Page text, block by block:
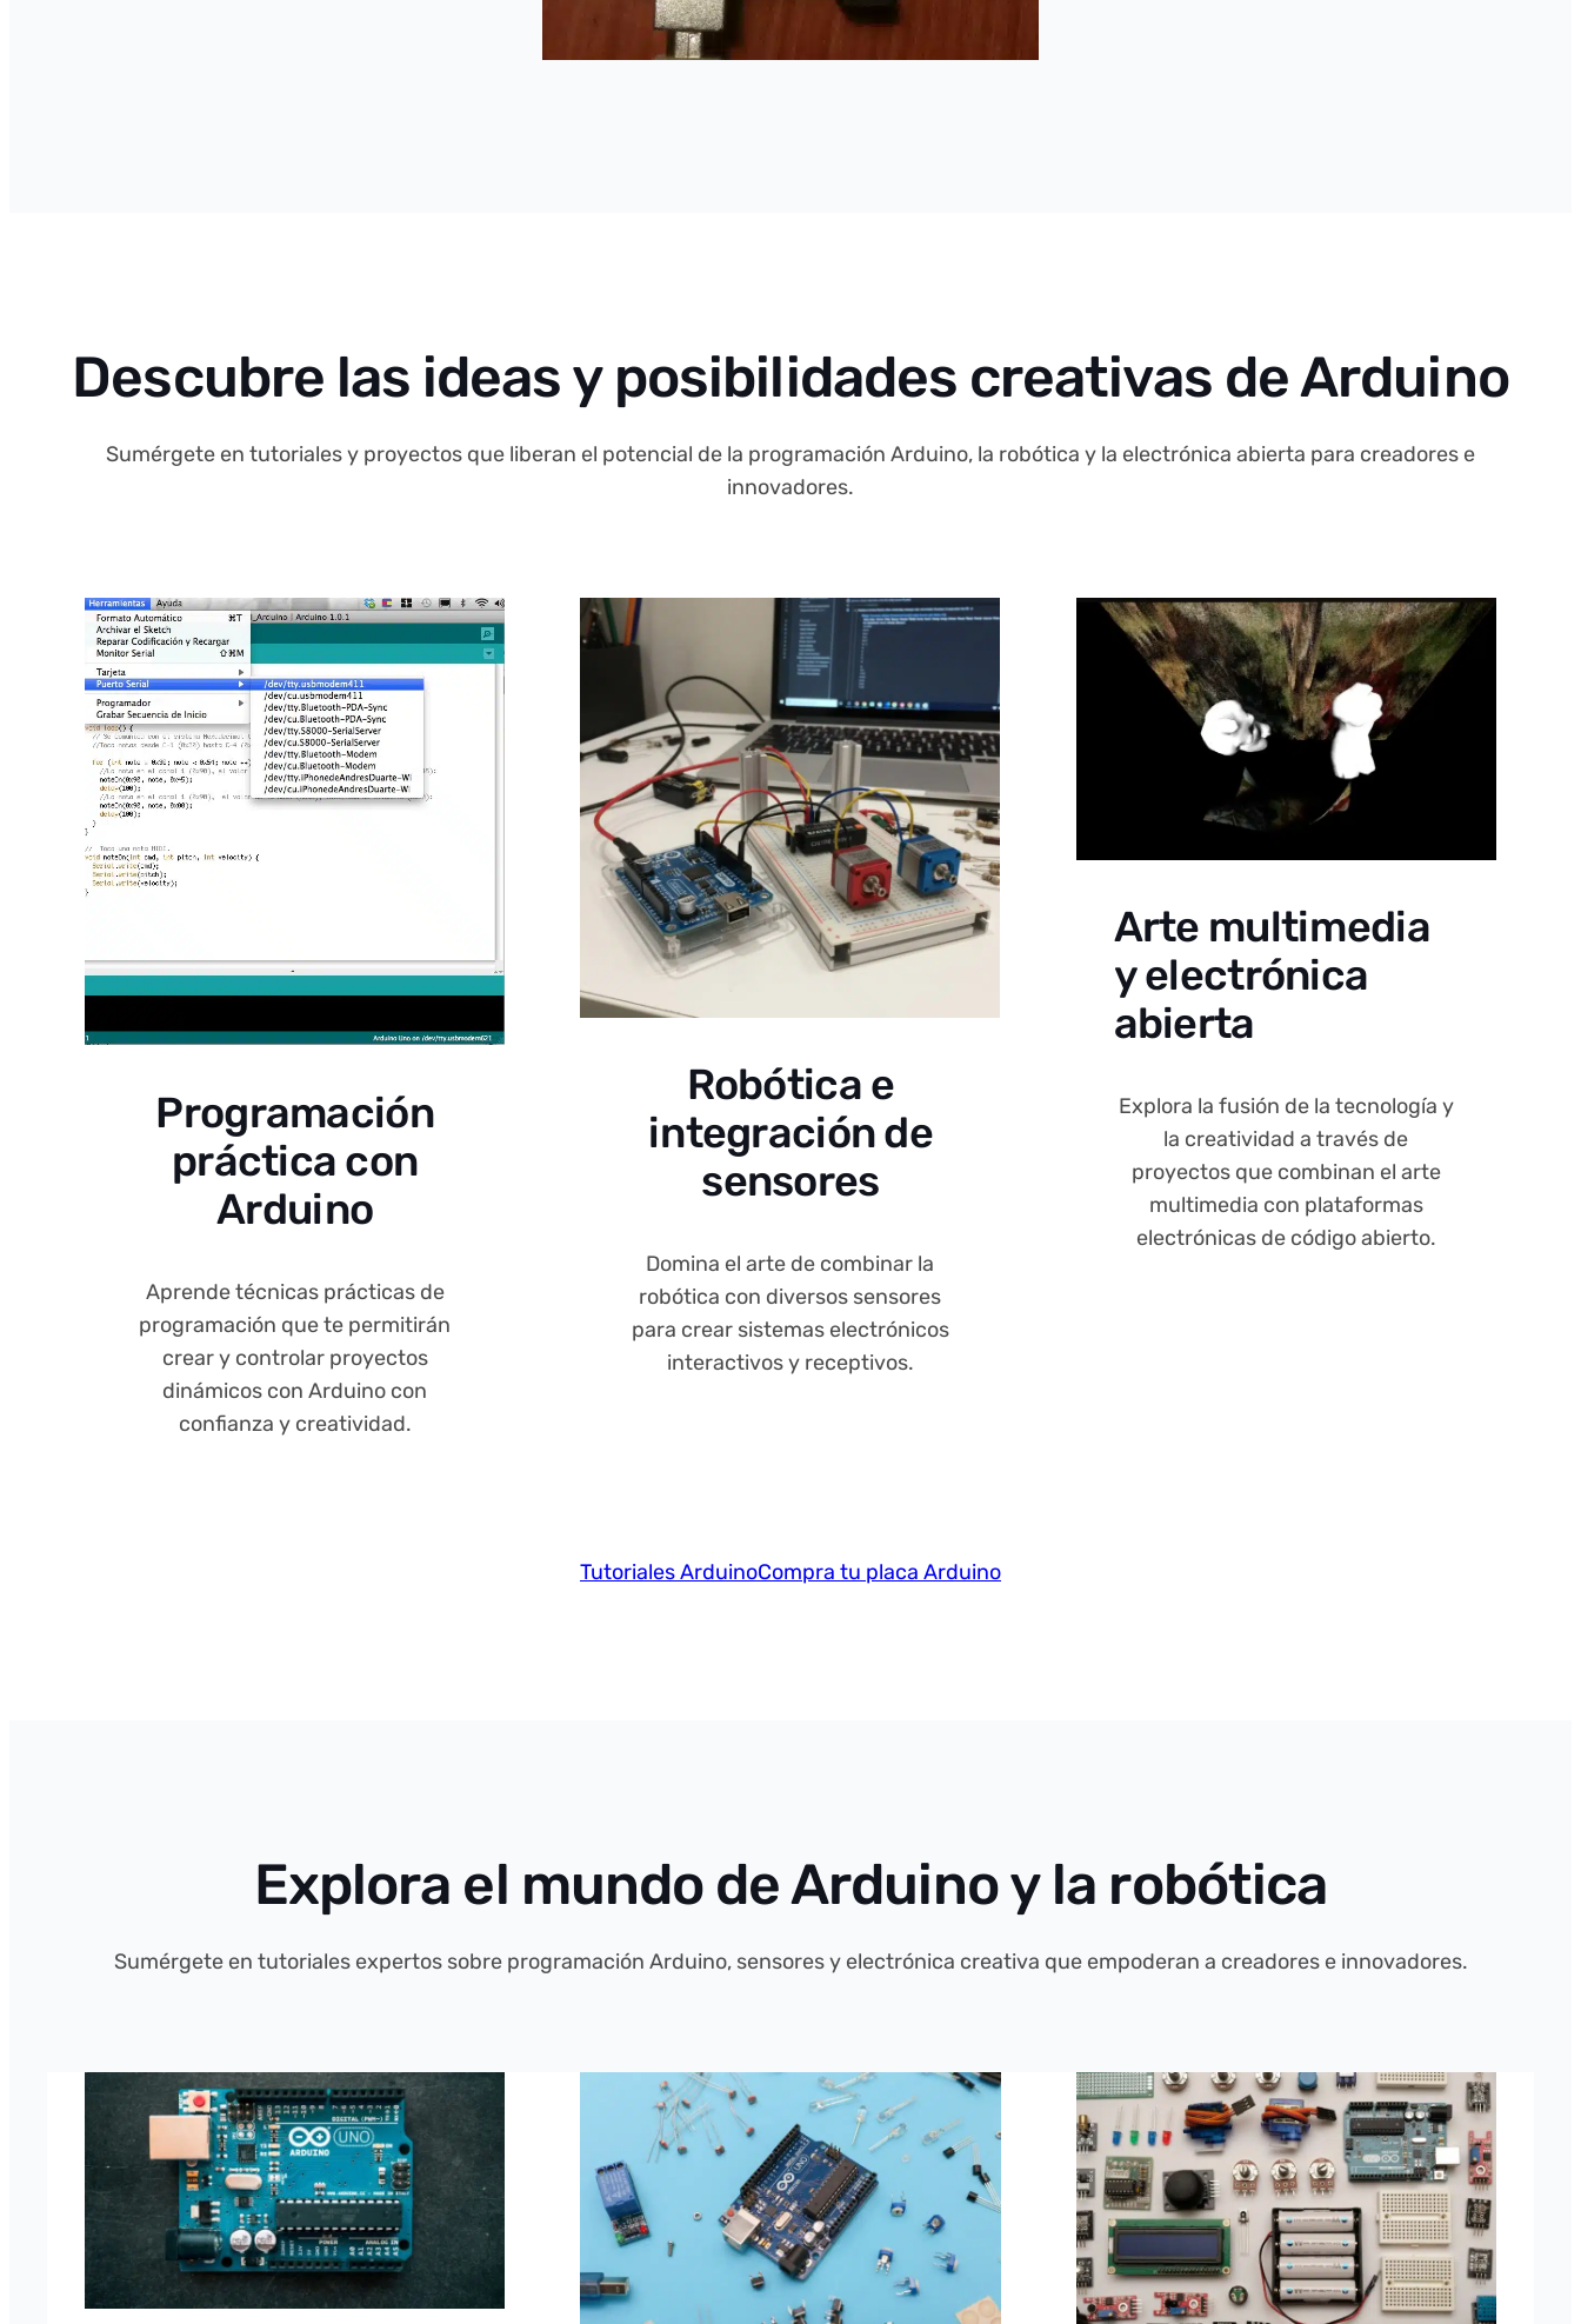
Descubre las ideas y posibilidades creativas de Arduino
Sumérgete en tutoriales y proyectos que liberan el potencial de la programación Arduino, la robótica y la electrónica abierta para creadores e
innovadores.
Programación
práctica con
Arduino
Aprende técnicas prácticas de
programación que te permitirán
crear y controlar proyectos
dinámicos con Arduino con
confianza y creatividad.
Robótica e
integración de
sensores
Domina el arte de combinar la
robótica con diversos sensores
para crear sistemas electrónicos
interactivos y receptivos.
Arte multimedia
y electrónica
abierta
Explora la fusión de la tecnología y
la creatividad a través de
proyectos que combinan el arte
multimedia con plataformas
electrónicas de código abierto.
Tutoriales ArduinoCompra tu placa Arduino
Explora el mundo de Arduino y la robótica
Sumérgete en tutoriales expertos sobre programación Arduino, sensores y electrónica creativa que empoderan a creadores e innovadores.